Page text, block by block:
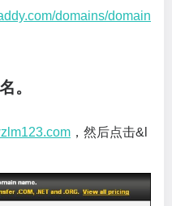
domains/domain
。
，然后点击&l